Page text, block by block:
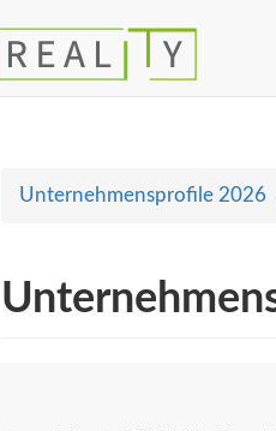
Unternehmensprofile 2026